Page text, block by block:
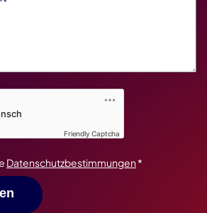
Friendly Captcha
Datenschutzbestimmungen*